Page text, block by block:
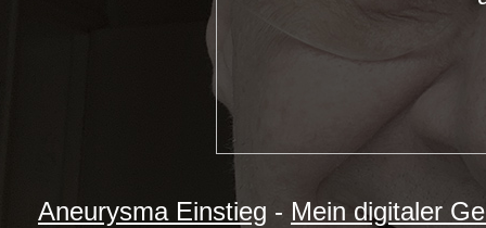
Aneurysma Einstieg - Mein digitaler